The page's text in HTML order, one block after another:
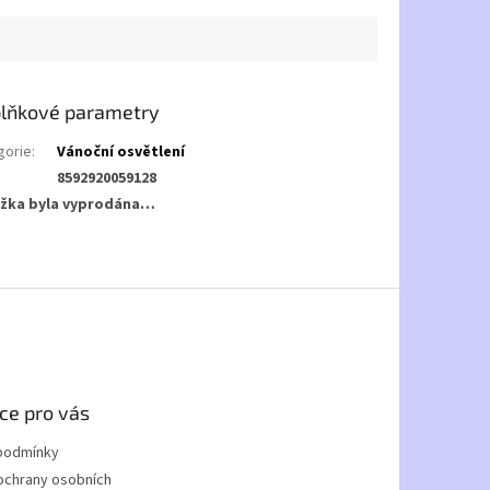
parametry
:
Vánoční osvětlení
8592920059128
byla vyprodána…
pro vás
osobních